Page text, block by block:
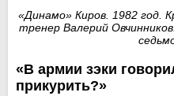
«Динамо» Киров. 1982 год.
тренер Валерий
«В армии зэки
прикурить?»